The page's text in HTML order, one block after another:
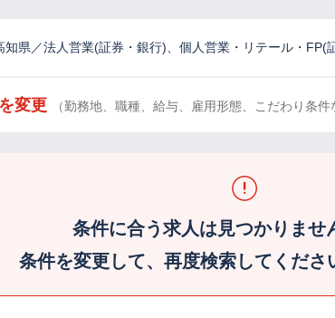
知県／法人営業(証券・銀行)、個人営業・リテール・
変更 （勤務地、職種、給与、雇用形態、こだわり条件
条件に合う求人は見つかりませ
条件を変更して、再度検索してくださ